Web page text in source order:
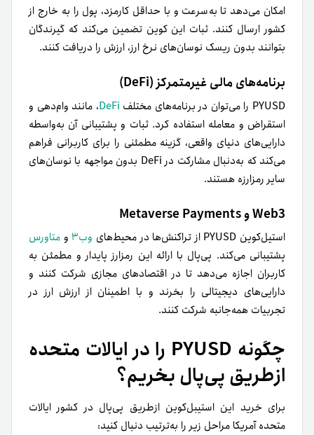
امکان می‌دهد تا به‌سرعت و با حداقل کارمزد، پول را به خارج از
کشور ارسال کنند. ثبات این کوین تضمین می‌کند که گیرندگان
بتوانند بدون ریسک نوسان‌های نرخ ارز، ارزش را دریافت کنند.
برنامه‌های مالی غیرمتمرکز (DeFi)
PYUSD را می‌توان در برنامه‌های مختلف DeFi، مانند وام‌دهی و
استقراض و معامله استفاده کرد. ثبات و پشتیبانی آن به‌واسطه
دارایی‌های دنیای واقعی، گزینه مطمئنی را برای کاربرانی فراهم
می‌کند که به‌دنبال مشارکت در DeFi بدون مواجهه با نوسان‌های
سایر رمزارزه هستند.
Web3 و Metaverse Payments
استیل‌کوین PYUSD از تراکنش‌ها در محیط‌های وب۳ و متاورس
پشتیبانی می‌کند. پی‌پال با ارائه این رمزارز پایدار و مطمئن به
کاربران اجازه می‌دهد تا در اقتصادهای مجازی شرکت کنند و
دارایی‌های دیجیتالی را بخرند و با اطمینان از ارزش ارز در
تجربیات همه‌جانبه شرکت کنند.
چگونه PYUSD را در ایالات متحده
ازطریق پی‌پال بخریم؟
برای خرید این استیبل‌کوین ازطریق پی‌پال در کشور ایالات
متحده آمریکا مراحل زیر را به‌ترتیب دنبال کنید: